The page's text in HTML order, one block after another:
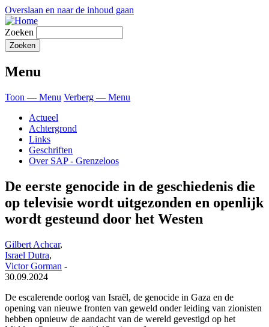
Overslaan en naar de inhoud gaan
Zoeken
Menu
Toon — Menu Verberg — Menu
Actueel
Achtergrond
Links
Geschriften
Over SAP - Grenzeloos
De eerste genocide in de geschiedenis die
op televisie wordt uitgezonden en openlijk
wordt gesteund door het Westen
Gilbert Achcar,
Israel Dutra,
Victor Gorman -
30.09.2024
De escalerende oorlog van Israël, de genocide in Gaza en de
opening van nieuwe fronten van geweld onder leiding van zionisten
hebben opnieuw de aandacht van de wereld gevestigd op het